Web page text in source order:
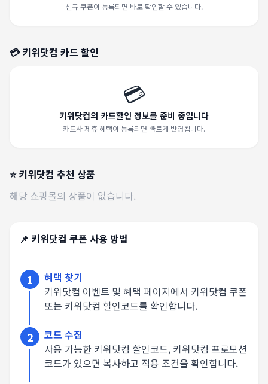
신규 쿠폰이 등록되면 바로 확인할 수 있습니다.
💳키위닷컴 카드 할인
💳
키위닷컴의 카드할인 정보를 준비 중입니다
카드사 제휴 혜택이 등록되면 빠르게 반영됩니다.
⭐키위닷컴 추천 상품
해당 쇼핑몰의 상품이 없습니다.
📌 키위닷컴 쿠폰 사용 방법
1
혜택 찾기
키위닷컴 이벤트 및 혜택 페이지에서 키위닷컴 쿠폰
또는 키위닷컴 할인코드를 확인합니다.
2
코드 수집
사용 가능한 키위닷컴 할인코드, 키위닷컴 프로모션
코드가 있으면 복사하고 적용 조건을 확인합니다.